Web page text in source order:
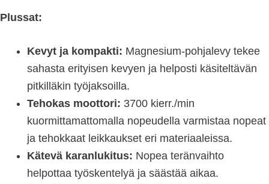
Plussat:
Kevyt ja kompakti: Magnesium-pohjalevy tekee
sahasta erityisen kevyen ja helposti käsiteltävän
pitkilläkin työjaksoilla.
Tehokas moottori: 3700 kierr./min
kuormittamattomalla nopeudella varmistaa nopeat
ja tehokkaat leikkaukset eri materiaaleissa.
Kätevä karanlukitus: Nopea teränvaihto
helpottaa työskentelyä ja säästää aikaa.